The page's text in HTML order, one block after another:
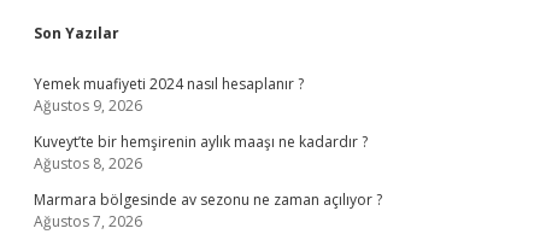
Sidebar
Son Yazılar
Yemek muafiyeti 2024 nasıl hesaplanır ?
Ağustos 9, 2026
Kuveyt’te bir hemşirenin aylık maaşı ne kadardır ?
Ağustos 8, 2026
Marmara bölgesinde av sezonu ne zaman açılıyor ?
Ağustos 7, 2026